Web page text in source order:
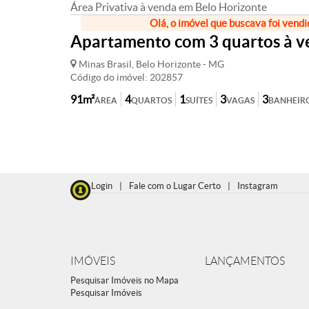
Área Privativa à venda em Belo Horizonte
Olá, o imóvel que buscava foi
Apartamento com 3 quartos à
Minas Brasil, Belo Horizonte - MG
Código do imóvel: 202857
ÁREA
91m² QUARTOS
4 SUÍTES
1 VAGAS
3 3
Login | Fale com o Lugar Certo | Instagram
IMÓVEIS
Pesquisar Imóveis no Mapa
Pesquisar Imóveis
LANÇAMENTOS